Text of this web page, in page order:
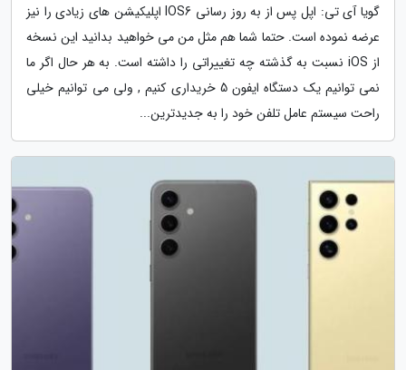
گویا آی تی: اپل پس از به روز رسانی IOS6 اپلیکیشن های زیادی را نیز
عرضه نموده است. حتما شما هم مثل من می خواهید بدانید این نسخه
از iOS نسبت به گذشته چه تغییراتی را داشته است. به هر حال اگر ما
نمی توانیم یک دستگاه ایفون 5 خریداری کنیم , ولی می توانیم خیلی
راحت سیستم عامل تلفن خود را به جدیدترین...